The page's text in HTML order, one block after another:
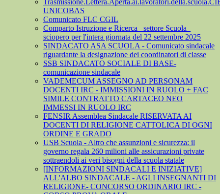
UNICOBAS
Comunicato FLC CGIL
Comparto Istruzione e Ricerca_ settore Scuola_
sciopero per l'intera giornata del 22 settembre 2025
SINDACATO ASA SCUOLA - Comunicato sindacale
riguardante la designazione dei coordinatori di classe
SSB SINDACATO SOCIALE DI BASE-
comunicazione sindacale
VADEMECUM ASSEGNO AD PERSONAM
DOCENTI IRC - IMMISSIONI IN RUOLO + FAC
SIMILE CONTRATTO CARTACEO NEO
IMMESSI IN RUOLO IRC
FENSIR Assemblea Sindacale RISERVATA AI
DOCENTI DI RELIGIONE CATTOLICA DI OGNI
ORDINE E GRADO
USB Scuola - Altro che assunzioni e sicurezza: il
governo regala 260 milioni alle assicurazioni private
sottraendoli ai veri bisogni della scuola statale
[INFORMAZIONI SINDACALI E INIZIATIVE]
ALL'ALBO SINDACALE - AGLI INSEGNANTI DI
RELIGIONE- CONCORSO ORDINARIO IRC -